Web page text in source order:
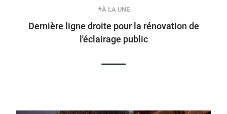
#À LA UNE
Dernière ligne droite pour la rénovation de
l'éclairage public